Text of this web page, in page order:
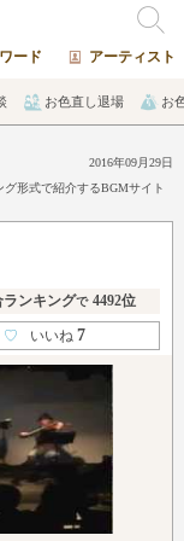
ード アーティスト
お色直し退場 お
2016年09月29日
形式で紹介するBGMサイト
ランキングで 4492位
♡ いいね7